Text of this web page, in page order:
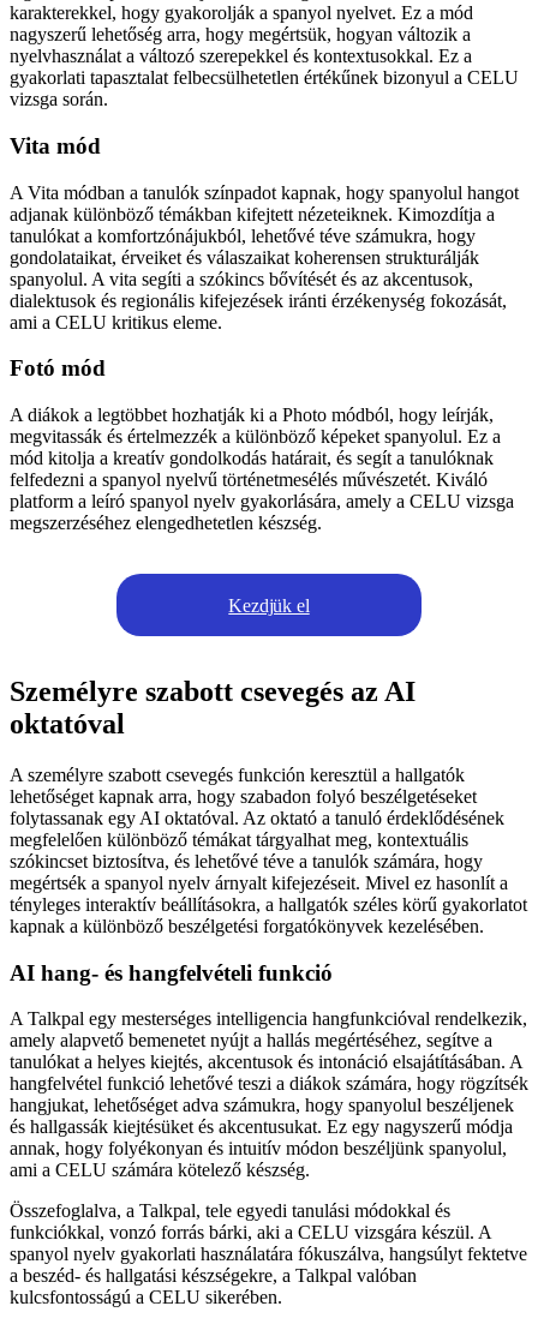
karakterekkel, hogy gyakorolják a spanyol nyelvet. Ez a mód
nagyszerű lehetőség arra, hogy megértsük, hogyan változik a
nyelvhasználat a változó szerepekkel és kontextusokkal. Ez a
gyakorlati tapasztalat felbecsülhetetlen értékűnek bizonyul a CELU
vizsga során.
Vita mód
A Vita módban a tanulók színpadot kapnak, hogy spanyolul hangot
adjanak különböző témákban kifejtett nézeteiknek. Kimozdítja a
tanulókat a komfortzónájukból, lehetővé téve számukra, hogy
gondolataikat, érveiket és válaszaikat koherensen strukturálják
spanyolul. A vita segíti a szókincs bővítését és az akcentusok,
dialektusok és regionális kifejezések iránti érzékenység fokozását,
ami a CELU kritikus eleme.
Fotó mód
A diákok a legtöbbet hozhatják ki a Photo módból, hogy leírják,
megvitassák és értelmezzék a különböző képeket spanyolul. Ez a
mód kitolja a kreatív gondolkodás határait, és segít a tanulóknak
felfedezni a spanyol nyelvű történetmesélés művészetét. Kiváló
platform a leíró spanyol nyelv gyakorlására, amely a CELU vizsga
megszerzéséhez elengedhetetlen készség.
Kezdjük el
Személyre szabott csevegés az AI
oktatóval
A személyre szabott csevegés funkción keresztül a hallgatók
lehetőséget kapnak arra, hogy szabadon folyó beszélgetéseket
folytassanak egy AI oktatóval. Az oktató a tanuló érdeklődésének
megfelelően különböző témákat tárgyalhat meg, kontextuális
szókincset biztosítva, és lehetővé téve a tanulók számára, hogy
megértsék a spanyol nyelv árnyalt kifejezéseit. Mivel ez hasonlít a
tényleges interaktív beállításokra, a hallgatók széles körű gyakorlatot
kapnak a különböző beszélgetési forgatókönyvek kezelésében.
AI hang- és hangfelvételi funkció
A Talkpal egy mesterséges intelligencia hangfunkcióval rendelkezik,
amely alapvető bemenetet nyújt a hallás megértéséhez, segítve a
tanulókat a helyes kiejtés, akcentusok és intonáció elsajátításában. A
hangfelvétel funkció lehetővé teszi a diákok számára, hogy rögzítsék
hangjukat, lehetőséget adva számukra, hogy spanyolul beszéljenek
és hallgassák kiejtésüket és akcentusukat. Ez egy nagyszerű módja
annak, hogy folyékonyan és intuitív módon beszéljünk spanyolul,
ami a CELU számára kötelező készség.
Összefoglalva, a Talkpal, tele egyedi tanulási módokkal és
funkciókkal, vonzó forrás bárki, aki a CELU vizsgára készül. A
spanyol nyelv gyakorlati használatára fókuszálva, hangsúlyt fektetve
a beszéd- és hallgatási készségekre, a Talkpal valóban
kulcsfontosságú a CELU sikerében.